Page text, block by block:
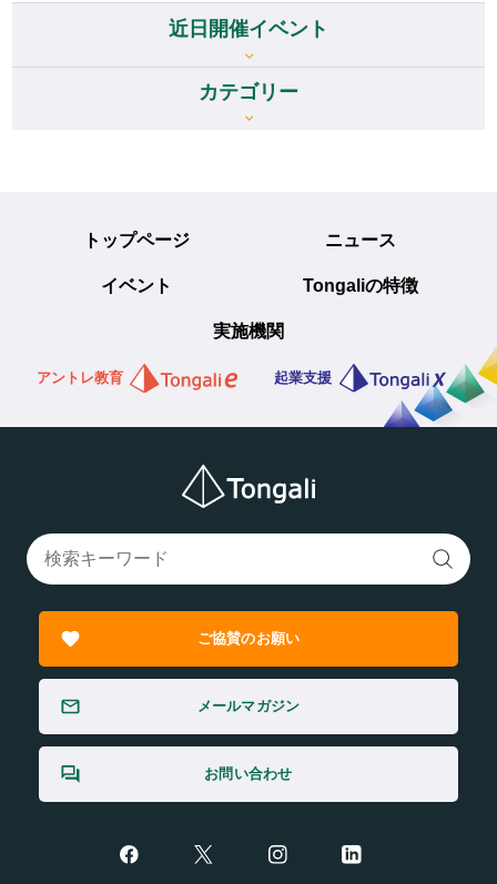
近日開催イベント
カテゴリー
トップページ ニュース
イベント Tongaliの特徴
実施機関
アントレ教育 起業支援
ご協賛のお願い
メールマガジン
お問い合わせ